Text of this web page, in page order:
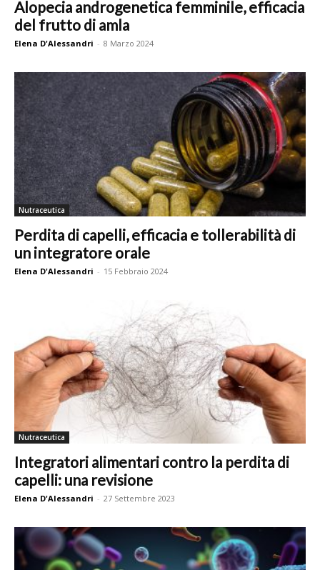
Alopecia androgenetica femminile, efficacia
del frutto di amla
Elena D'Alessandri - 8 Marzo 2024
Nutraceutica
Perdita di capelli, efficacia e tollerabilità di
un integratore orale
Elena D'Alessandri - 15 Febbraio 2024
Nutraceutica
Integratori alimentari contro la perdita di
capelli: una revisione
Elena D'Alessandri - 27 Settembre 2023